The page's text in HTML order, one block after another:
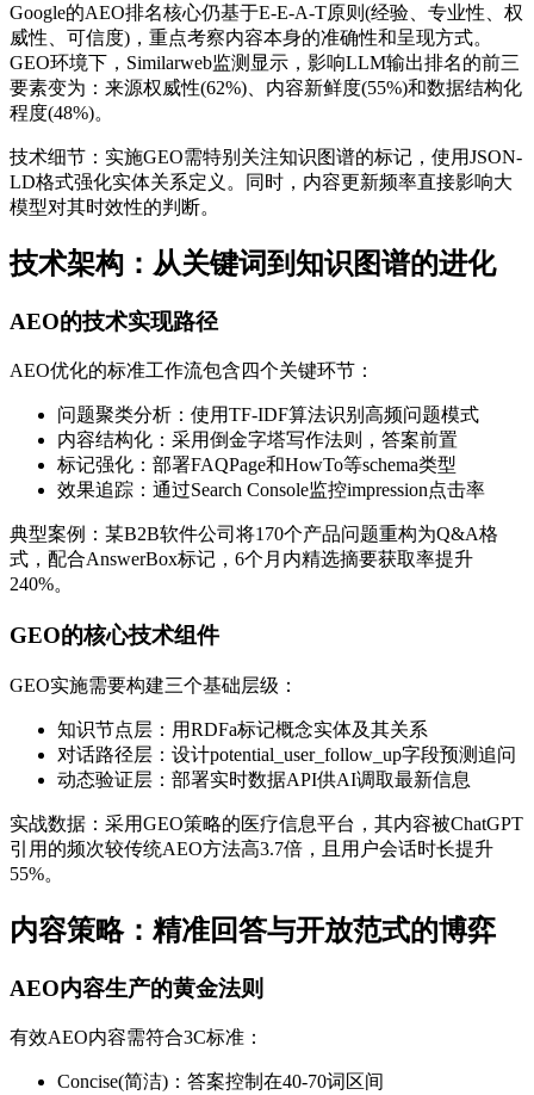
Google的AEO排名核心仍基于E-E-A-T原则(经验、专业性、权
威性、可信度)，重点考察内容本身的准确性和呈现方式。
GEO环境下，Similarweb监测显示，影响LLM输出排名的前三
要素变为：来源权威性(62%)、内容新鲜度(55%)和数据结构化
程度(48%)。
技术细节：实施GEO需特别关注知识图谱的标记，使用JSON-
LD格式强化实体关系定义。同时，内容更新频率直接影响大
模型对其时效性的判断。
技术架构：从关键词到知识图谱的进化
AEO的技术实现路径
AEO优化的标准工作流包含四个关键环节：
问题聚类分析：使用TF-IDF算法识别高频问题模式
内容结构化：采用倒金字塔写作法则，答案前置
标记强化：部署FAQPage和HowTo等schema类型
效果追踪：通过Search Console监控impression点击率
典型案例：某B2B软件公司将170个产品问题重构为Q&A格
式，配合AnswerBox标记，6个月内精选摘要获取率提升
240%。
GEO的核心技术组件
GEO实施需要构建三个基础层级：
知识节点层：用RDFa标记概念实体及其关系
对话路径层：设计potential_user_follow_up字段预测追问
动态验证层：部署实时数据API供AI调取最新信息
实战数据：采用GEO策略的医疗信息平台，其内容被ChatGPT
引用的频次较传统AEO方法高3.7倍，且用户会话时长提升
55%。
内容策略：精准回答与开放范式的博弈
AEO内容生产的黄金法则
有效AEO内容需符合3C标准：
Concise(简洁)：答案控制在40-70词区间